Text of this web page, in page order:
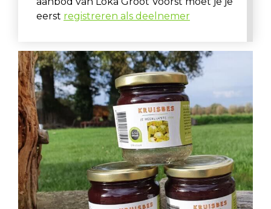
eerst registreren als deelnemer